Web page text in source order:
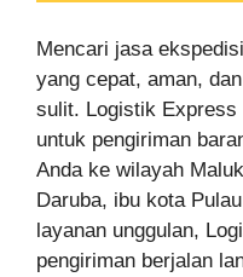
Mencari jasa
yang cepat, aman,
sulit. Logistik Express
untuk pengiriman
Anda ke wilayah
Daruba, ibu kota
layanan unggulan,
pengiriman berjalan